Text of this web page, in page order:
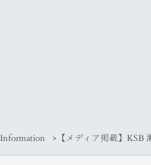
Information 【メディア掲載】KSB